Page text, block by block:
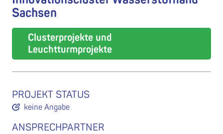
Sachsen
Clusterprojekte und
Leuchtturmprojekte
PROJEKT STATUS
keine Angabe
ANSPRECHPARTNER